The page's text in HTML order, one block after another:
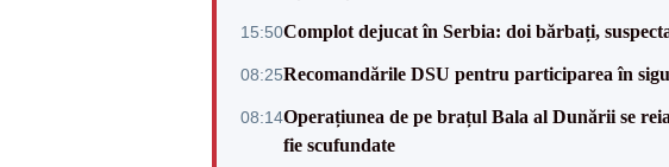
15:50Complot dejucat în Serbia: doi bărbați,
08:25Recomandările DSU pentru participarea în
08:14Operațiunea de pe brațul Bala al Dunării se
fie scufundate